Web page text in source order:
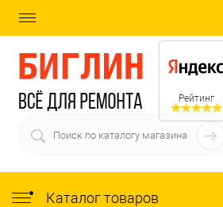
Рейтинг
Каталог товаров